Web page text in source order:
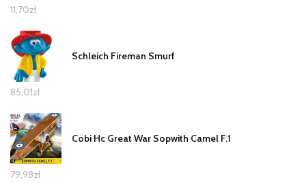
11,70zł
Schleich Fireman Smurf
85,01zł
Cobi Hc Great War Sopwith Camel F.1
79,98zł